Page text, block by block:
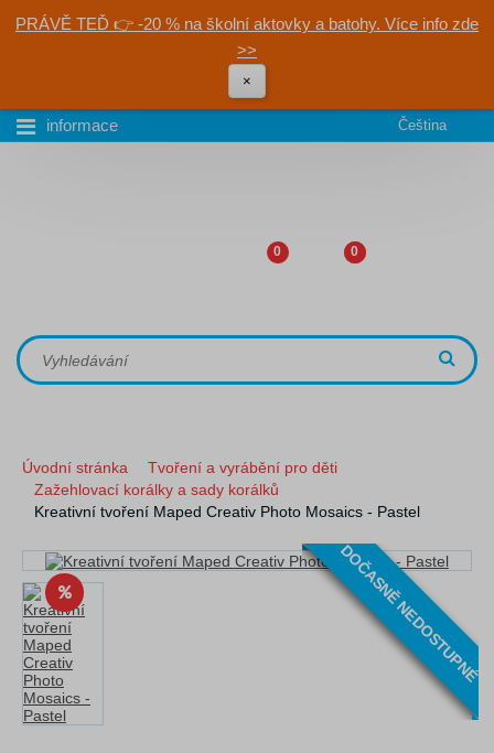
PRÁVĚ TEĎ 👉 -20 % na školní aktovky a batohy. Více info zde
>>
×
informace Čeština
0 0
Úvodní stránka
Tvoření a vyrábění pro děti
Zažehlovací korálky a sady korálků
Kreativní tvoření Maped Creativ Photo Mosaics - Pastel
DOČASNĚ NEDOSTUPNÉ